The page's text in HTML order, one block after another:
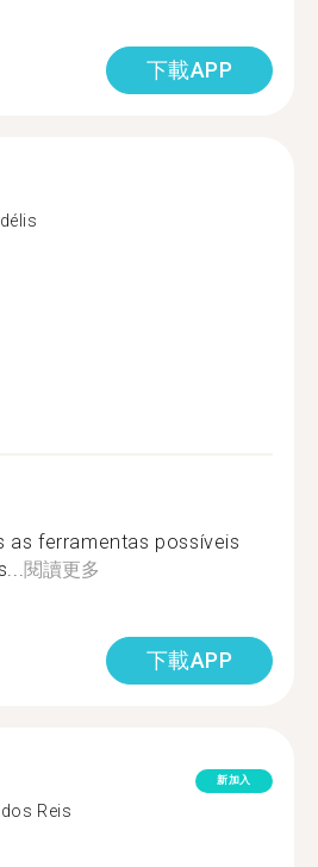
下載APP
as ferramentas possíveis
閱讀更多
下載APP
Reis
新加入